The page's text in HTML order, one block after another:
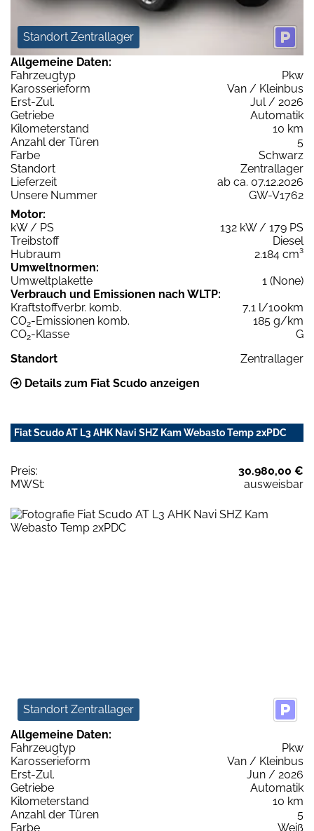
Standort Zentrallager
Allgemeine Daten:
Fahrzeugtyp
Pkw
Karosserieform
Van / Kleinbus
Erst-Zul.
Jul / 2026
Getriebe
Automatik
Kilometerstand
10 km
Anzahl der Türen
5
Farbe
Schwarz
Standort
Zentrallager
Lieferzeit
ab ca. 07.12.2026
Unsere Nummer
GW-V1762
Motor:
kW / PS
132 kW / 179 PS
Treibstoff
Diesel
Hubraum
2.184 cm³
Umweltnormen:
Umweltplakette
1 (None)
Verbrauch und Emissionen nach WLTP:
Kraftstoffverbr. komb.
7,1 l/100km
CO2-Emissionen komb.
185 g/km
CO2-Klasse
G
Standort
Zentrallager
Details zum Fiat Scudo anzeigen
Fiat Scudo AT L3 AHK Navi SHZ Kam Webasto Temp 2xPDC
Preis:
30.980,00 €
MWSt:
ausweisbar
Standort Zentrallager
Allgemeine Daten:
Fahrzeugtyp
Pkw
Karosserieform
Van / Kleinbus
Erst-Zul.
Jun / 2026
Getriebe
Automatik
Kilometerstand
10 km
Anzahl der Türen
5
Farbe
Weiß